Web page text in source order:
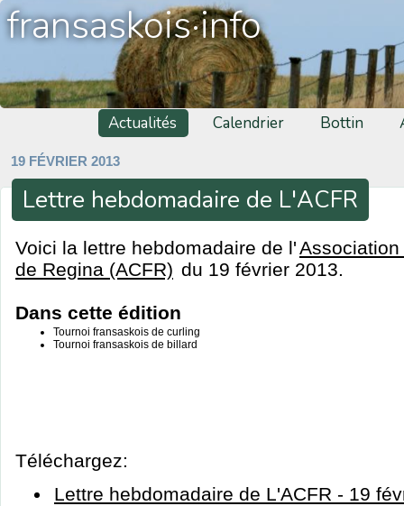
fransaskois·info
Actualités Calendrier Bottin
19 FÉVRIER 2013
Lettre hebdomadaire de L'ACFR
Voici la lettre hebdomadaire de l'
de Regina (ACFR) du 19 février 2013.
Dans cette édition
Tournoi fransaskois de curling
Tournoi fransaskois de billard
Téléchargez:
Lettre hebdomadaire de L'ACFR - 19